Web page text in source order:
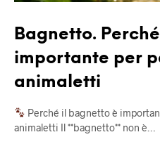
Bagnetto.
importante per
animaletti
Perché il bagnetto è
animaletti Il **bagnetto** non è…